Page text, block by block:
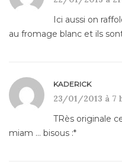
Ici aussi on
au fromage blanc et ils
KADERICK
23/01/2013 à 7
TRès originale
miam … bisous :*